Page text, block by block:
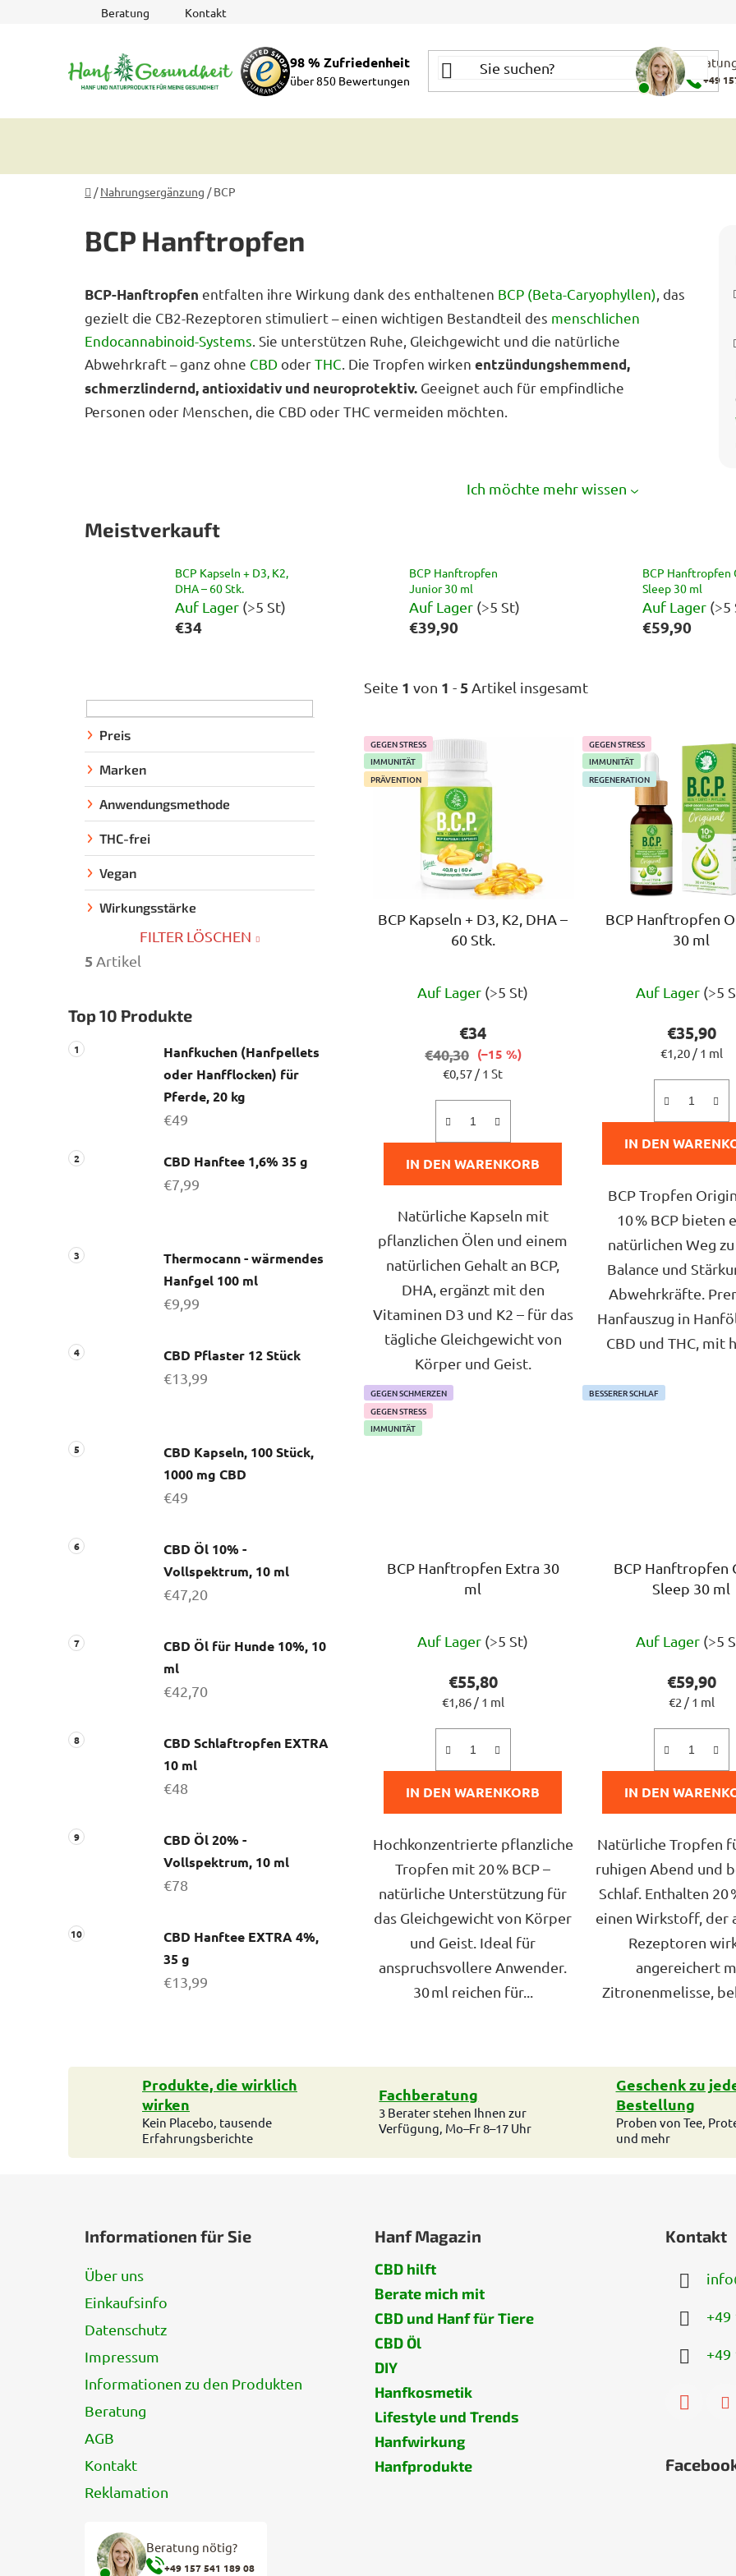
Beratung Kontakt
98 % Zufriedenheit
über 850 Bewertungen +49
Startseite
/ Nahrungsergänzung / BCP
BCP Hanftropfen
BCP-Hanftropfen entfalten ihre Wirkung dank des enthaltenen BCP (Beta-Caryophyllen) , das
gezielt die CB2-Rezeptoren stimuliert – einen wichtigen Bestandteil des menschlichen
Endocannabinoid-Systems . Sie unterstützen Ruhe, Gleichgewicht und die natürliche
Abwehrkraft – ganz ohne CBDoderTHC . Die Tropfen wirken entzündungshemmend,
schmerzlindernd, antioxidativ und neuroprotektiv. Geeignet auch für empfindliche
Personen oder Menschen, die CBD oder THC vermeiden möchten.
Ich möchte mehr wissen
Meistverkauft
BCP Kapseln + D3, K2,
DHA – 60 Stk.
Auf Lager (>5 St)
€34
BCP Hanftropfen
Junior 30 ml
Auf Lager (>5 St)
€39,90
BCP Hanftropfen
Sleep 30 ml
Auf Lager (>5
€59,90
Preis
Marken
Anwendungsmethode
THC-frei
Vegan
Wirkungsstärke
FILTER LÖSCHEN
5 Artikel
Top 10 Produkte
Hanfkuchen (Hanfpellets
oder Hanfflocken) für
Pferde, 20 kg
€49
CBD Hanftee 1,6% 35 g
€7,99
Thermocann - wärmendes
Hanfgel 100 ml
€9,99
CBD Pflaster 12 Stück
€13,99
CBD Kapseln, 100 Stück,
1000 mg CBD
€49
CBD Öl 10% -
Vollspektrum, 10 ml
€47,20
CBD Öl für Hunde 10%, 10
ml
€42,70
CBD Schlaftropfen EXTRA
10 ml
€48
CBD Öl 20% -
Vollspektrum, 10 ml
€78
CBD Hanftee EXTRA 4%,
35 g
€13,99
Seite 1 von 1 - 5 Artikel insgesamt
L
i
s
GEGEN STRESS
IMMUNITÄT
PRÄVENTION
BCP Kapseln + D3, K2, DHA –
60 Stk.
durchschnittliche
Produktbewertung
ist
5,0
von
5
Auf Lager (>5 St)
€34
€40,30 (–15 %)
Verkaufspreis:
€0,57 / 1 St
IN DEN WARENKORB
Natürliche Kapseln mit
pflanzlichen Ölen und einem
natürlichen Gehalt an BCP,
DHA, ergänzt mit den
Vitaminen D3 und K2 – für das
tägliche Gleichgewicht von
Körper und Geist.
GEGEN STRESS
IMMUNITÄT
REGENERATION
BCP Hanftropfen
30 ml
ist
5,0
von
5
Auf Lager (>5
€35,90
Verkaufspreis:
€1,20 / 1 ml
IN DEN
BCP Tropfen
10 % BCP bieten
natürlichen Weg zu
Balance und
Abwehrkräfte.
Hanfauszug in
CBD und THC, mit
GEGEN SCHMERZEN
GEGEN STRESS
IMMUNITÄT
BCP Hanftropfen Extra 30
ml
durchschnittliche
Produktbewertung
ist
5,0
von
5
Sternen.
Auf Lager (>5 St)
€55,80
Verkaufspreis:
€1,86 / 1 ml
IN DEN WARENKORB
Hochkonzentrierte pflanzliche
Tropfen mit 20 % BCP –
natürliche Unterstützung für
das Gleichgewicht von Körper
und Geist. Ideal für
anspruchsvollere Anwender.
30 ml reichen für...
BESSERER SCHLAF
BCP Hanftropfen
Sleep 30 ml
ist
5,0
von
5
Auf Lager (>5
€59,90
€2 / 1 ml
IN DEN
Natürliche Tropfen
ruhigen Abend und
Schlaf. Enthalten 20
einen Wirkstoff, der
Rezeptoren
angereichert
Zitronenmelisse,
e
u
e
r
l
n
t
Produkte, die wirklich
wirken
Kein Placebo, tausende
Erfahrungsberichte
Fachberatung
3 Berater stehen Ihnen zur
Verfügung, Mo–Fr 8–17 Uhr
Geschenk zu
Bestellung
Proben von Tee,
und mehr
Informationen für Sie
Über uns
Einkaufsinfo
Datenschutz
Impressum
Informationen zu den Produkten
Beratung
AGB
Kontakt
Reklamation
Beratung nötig?
+49 157 541 189 08
Hanf Magazin
CBD hilft
Berate mich mit
CBD und Hanf für Tiere
CBD Öl
DIY
Hanfkosmetik
Lifestyle und Trends
Hanfwirkung
Hanfprodukte
Kontakt
info
+49
+49